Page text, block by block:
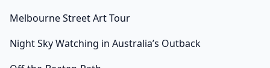
Melbourne Street Art Tour
Night Sky Watching in Australia’s Outback